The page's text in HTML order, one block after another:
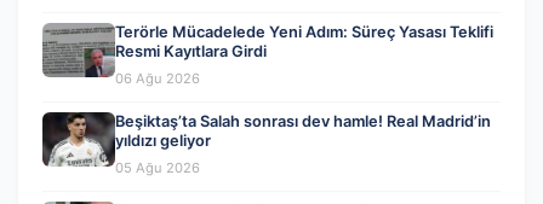
Terörle Mücadelede Yeni Adım: Süreç Yasası Teklifi
Resmi Kayıtlara Girdi
06 Ağu 2026
Beşiktaş’ta Salah sonrası dev hamle! Real Madrid’in
yıldızı geliyor
05 Ağu 2026